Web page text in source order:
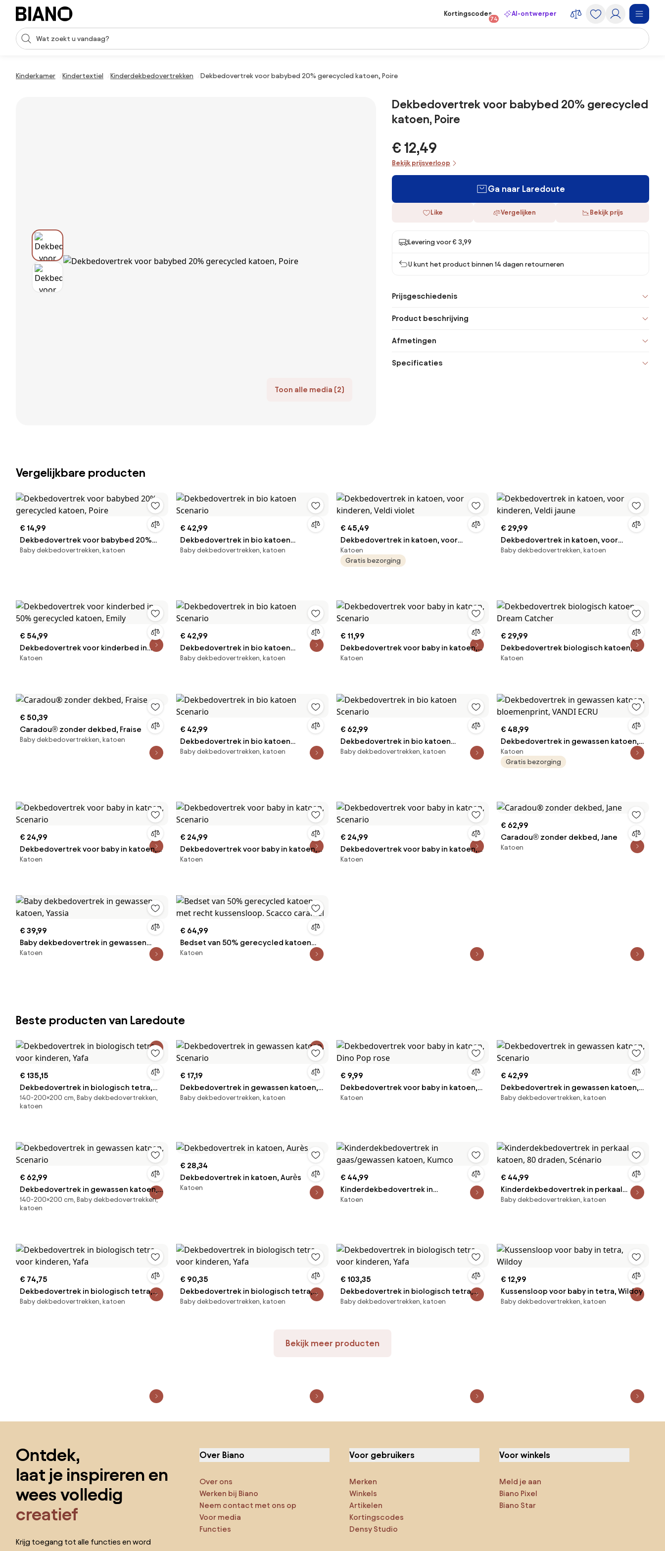
Navigatie overslaan, naar inhoud springen
Zoekopdracht invoeren
Kortingscodes
74
AI-ontwerper
Kinderkamer Kindertextiel Kinderdekbedovertrekken Dekbedovertrek voor babybed 20% gerecycled katoen, Poire
Toon alle media (2)
Dekbedovertrek voor babybed 20% gerecycled
katoen, Poire
€ 12,49
Bekijk prijsverloop
Ga naar Laredoute
Like Vergelijken Bekijk prijs
Levering voor € 3,99
U kunt het product binnen 14 dagen retourneren
Prijsgeschiedenis
Product beschrijving
Afmetingen
Specificaties
Vergelijkbare producten
€ 14,99
Dekbedovertrek voor babybed 20%
gerecycled katoen, Poire
Baby dekbedovertrekken, katoen
€ 42,99
Dekbedovertrek in bio katoen
Scenario
Baby dekbedovertrekken, katoen
€ 45,49
Dekbedovertrek in katoen, voor
kinderen, Veldi violet
Katoen
Gratis bezorging
€ 29,99
Dekbedovertrek in katoen, voor
kinderen, Veldi jaune
Baby dekbedovertrekken, katoen
€ 54,99
Dekbedovertrek voor kinderbed in
50% gerecycled katoen, Emily
Katoen
€ 42,99
Dekbedovertrek in bio katoen
Scenario
Baby dekbedovertrekken, katoen
€ 11,99
Dekbedovertrek voor baby in katoen,
Scenario
Katoen
€ 29,99
Dekbedovertrek biologisch katoen,
Dream Catcher
Katoen
€ 50,39
Caradou® zonder dekbed, Fraise
Baby dekbedovertrekken, katoen
€ 42,99
Dekbedovertrek in bio katoen
Scenario
Baby dekbedovertrekken, katoen
€ 62,99
Dekbedovertrek in bio katoen
Scenario
Baby dekbedovertrekken, katoen
€ 48,99
Dekbedovertrek in gewassen katoen,
bloemenprint, VANDI ECRU
Katoen
Gratis bezorging
€ 24,99
Dekbedovertrek voor baby in katoen,
Scenario
Katoen
€ 24,99
Dekbedovertrek voor baby in katoen,
Scenario
Katoen
€ 24,99
Dekbedovertrek voor baby in katoen,
Scenario
Katoen
€ 62,99
Caradou® zonder dekbed, Jane
Katoen
€ 39,99
Baby dekbedovertrek in gewassen
katoen, Yassia
Katoen
€ 64,99
Bedset van 50% gerecycled katoen
met recht kussensloop. Scacco
Katoen
Beste producten van Laredoute
€ 135,15
Dekbedovertrek in biologisch tetra,
voor kinderen, Yafa
140-200×200 cm, Baby dekbedovertrekken,
katoen
€ 17,19
Dekbedovertrek in gewassen katoen,
Scenario
Baby dekbedovertrekken, katoen
€ 9,99
Dekbedovertrek voor baby in katoen,
Dino Pop rose
Katoen
€ 42,99
Dekbedovertrek in gewassen katoen,
Scenario
Baby dekbedovertrekken, katoen
€ 62,99
Dekbedovertrek in gewassen katoen,
Scenario
140-200×200 cm, Baby dekbedovertrekken,
katoen
€ 28,34
Dekbedovertrek in katoen, Aurès
Katoen
€ 44,99
Kinderdekbedovertrek in
gaas/gewassen katoen, Kumco
Katoen
€ 44,99
Kinderdekbedovertrek in perkaal
katoen, 80 draden, Scénario
Baby dekbedovertrekken, katoen
€ 74,75
Dekbedovertrek in biologisch tetra,
voor kinderen, Yafa
Baby dekbedovertrekken, katoen
€ 90,35
Dekbedovertrek in biologisch tetra,
voor kinderen, Yafa
Baby dekbedovertrekken, katoen
€ 103,35
Dekbedovertrek in biologisch tetra,
voor kinderen, Yafa
Baby dekbedovertrekken, katoen
€ 12,99
Kussensloop voor baby in tetra, Wildoy
Baby dekbedovertrekken, katoen
Bekijk meer producten
Ontdek,
laat je inspireren en
wees volledig
creatief
Krijg toegang tot alle functies en word
Over Biano
Over ons
Werken bij Biano
Neem contact met ons op
Voor media
Functies
Voor gebruikers
Merken
Winkels
Artikelen
Kortingscodes
Densy Studio
Voor winkels
Meld je aan
Biano Pixel
Biano Star